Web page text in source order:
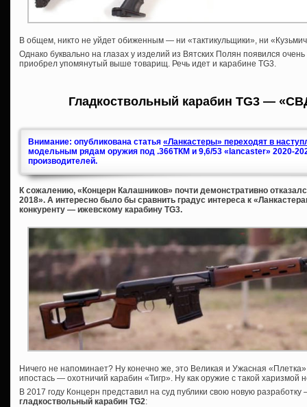
В общем, никто не уйдет обиженным — ни «тактикульщики», ни
Однако буквально на глазах у изделий из Вятских Полян появился
приобрел упомянутый выше товарищ. Речь идет и карабине TG3.
Гладкоствольный карабин TG3 —
Внимание: опубликована статья «Ланкастеры» переходят в
модельным рядам оружия под .366ТКМ и 9,6/53 «lancaster» 2020-
производителей.
К сожалению, «Концерн Калашников» почти демонстративно
2018». А интересно было бы сравнить градус интереса к
конкуренту — ижевскому карабину TG3.
Ничего не напоминает? Ну конечно же, это Великая и Ужасная
ипостась — охотничий карабин «Тигр». Ну как оружие с такой харизмой
В 2017 году Концерн представил на суд публики свою новую
гладкоствольный карабин TG2: